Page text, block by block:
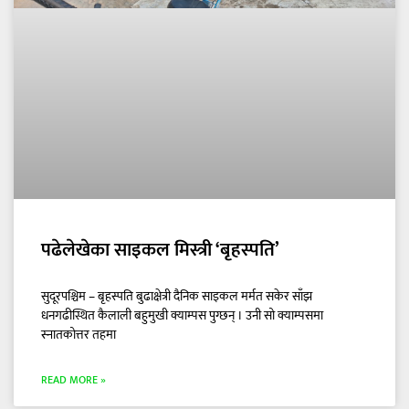
पढेलेखेका साइकल मिस्त्री ‘बृहस्पति’
सुदूरपश्चिम – बृहस्पति बुढाक्षेत्री दैनिक साइकल मर्मत सकेर साँझ
धनगढीस्थित कैलाली बहुमुखी क्याम्पस पुग्छन् । उनी सो क्याम्पसमा
स्नातकोत्तर तहमा
READ MORE »